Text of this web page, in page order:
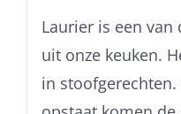
Laurier is een van
uit onze keuken.
in